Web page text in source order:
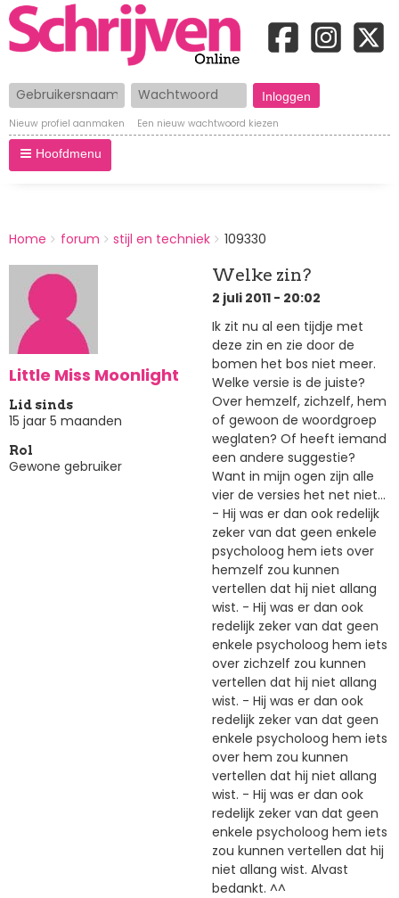
Gebruikersnaam Wachtwoord
Nieuw profiel aanmaken Een nieuw wachtwoord kiezen
Hoofdmenu
BREADCRUMBS
You
here:
Home forum stijl en techniek 109330
Little Miss Moonlight
Lid sinds
15 jaar 5 maanden
Rol
Gewone gebruiker
Welke zin?
2 juli 2011 - 20:02
Ik zit nu al een tijdje met
deze zin en zie door de
bomen het bos niet meer.
Welke versie is de juiste?
Over hemzelf, zichzelf, hem
of gewoon de woordgroep
weglaten? Of heeft iemand
een andere suggestie?
Want in mijn ogen zijn alle
vier de versies het net niet...
- Hij was er dan ook redelijk
zeker van dat geen enkele
psycholoog hem iets over
hemzelf zou kunnen
vertellen dat hij niet allang
wist. - Hij was er dan ook
redelijk zeker van dat geen
enkele psycholoog hem iets
over zichzelf zou kunnen
vertellen dat hij niet allang
wist. - Hij was er dan ook
redelijk zeker van dat geen
enkele psycholoog hem iets
over hem zou kunnen
vertellen dat hij niet allang
wist. - Hij was er dan ook
redelijk zeker van dat geen
enkele psycholoog hem iets
zou kunnen vertellen dat hij
niet allang wist. Alvast
bedankt. ^^